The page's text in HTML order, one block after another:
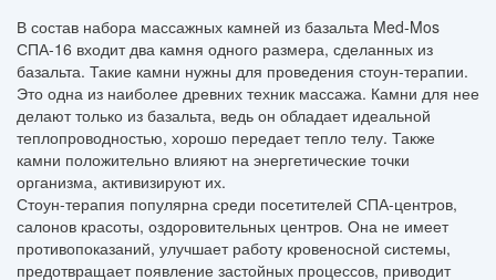
В состав набора массажных камней из базальта Med-Mos
СПА-16 входит два камня одного размера, сделанных из
базальта. Такие камни нужны для проведения стоун-терапии.
Это одна из наиболее древних техник массажа. Камни для нее
делают только из базальта, ведь он обладает идеальной
теплопроводностью, хорошо передает тепло телу. Также
камни положительно влияют на энергетические точки
организма, активизируют их.
Стоун-терапия популярна среди посетителей СПА-центров,
салонов красоты, оздоровительных центров. Она не имеет
противопоказаний, улучшает работу кровеносной системы,
предотвращает появление застойных процессов, приводит